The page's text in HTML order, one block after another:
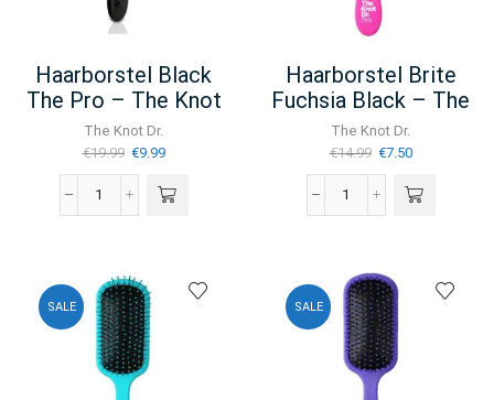
Haarborstel Black
The Pro – The Knot
Dr.
The Knot Dr.
€19.99 Oorspronkelijke
prijs
was:
€19.99.
€9.99Huidige
is:
Haarborstel
-
The
Knot
Dr.
aantal
Haarborstel Brite
Fuchsia Black – The
Knot Dr.
The Knot Dr.
€14.99 Oorspronkelijke
prijs
was:
€14.99.
€7.50Huidige
is:
Haarborstel
-
The
Knot
Dr.
aantal
SALE SALE